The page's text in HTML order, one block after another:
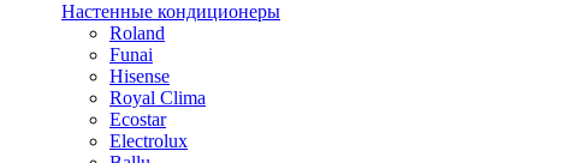
Настенные кондиционеры
Roland
Funai
Hisense
Royal Clima
Ecostar
Electrolux